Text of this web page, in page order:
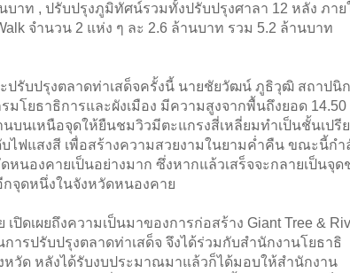
บาท , ปรับปรุงภูมิทัศน์รวมทั้งปรับปรุงศาลา 12 หลัง ภาย
จำนวน 2 แห่ง ๆ ละ 2.6 ล้านบาท รวม 5.2 ล้านบาท
ปรับปรุงตลาดท่าเสด็จครั้งนี้ นายชัยวัฒน์ ภูธิวุฒิ สถาปนิก
โยธาธิการและผังเมือง มีความสูงจากพื้นถึงยอด 14.50
บนเหนือจุดให้ยืนชมวิวมีตะแกรงสี่เหลี่ยมทำเป็นชั้นเปรี
ไฟแสงสี เพื่อสร้างความสวยงามในยามค่ำคืน ขณะนี้กำ
นองคายเป็นอย่างมาก ซึ่งหากแล้วเสร็จจะกลายเป็นจุด
จุดหนึ่งในจังหวัดหนองคาย
ดเผยถึงความเป็นมาของการก่อสร้าง Giant Tree &
ารปรับปรุงตลาดท่าเสด็จ จึงได้ร่วมกับสำนักงานโยธาธิ
วัด หลังได้รับงบประมาณมาแล้วก็ได้มอบให้สำนักงาน